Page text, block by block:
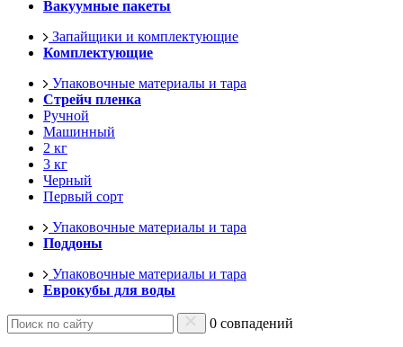
Вакуумные пакеты
Запайщики и комплектующие
Комплектующие
Упаковочные материалы и тара
Стрейч пленка
Ручной
Машинный
2 кг
3 кг
Черный
Первый сорт
Упаковочные материалы и тара
Поддоны
Упаковочные материалы и тара
Еврокубы для воды
0 совпадений